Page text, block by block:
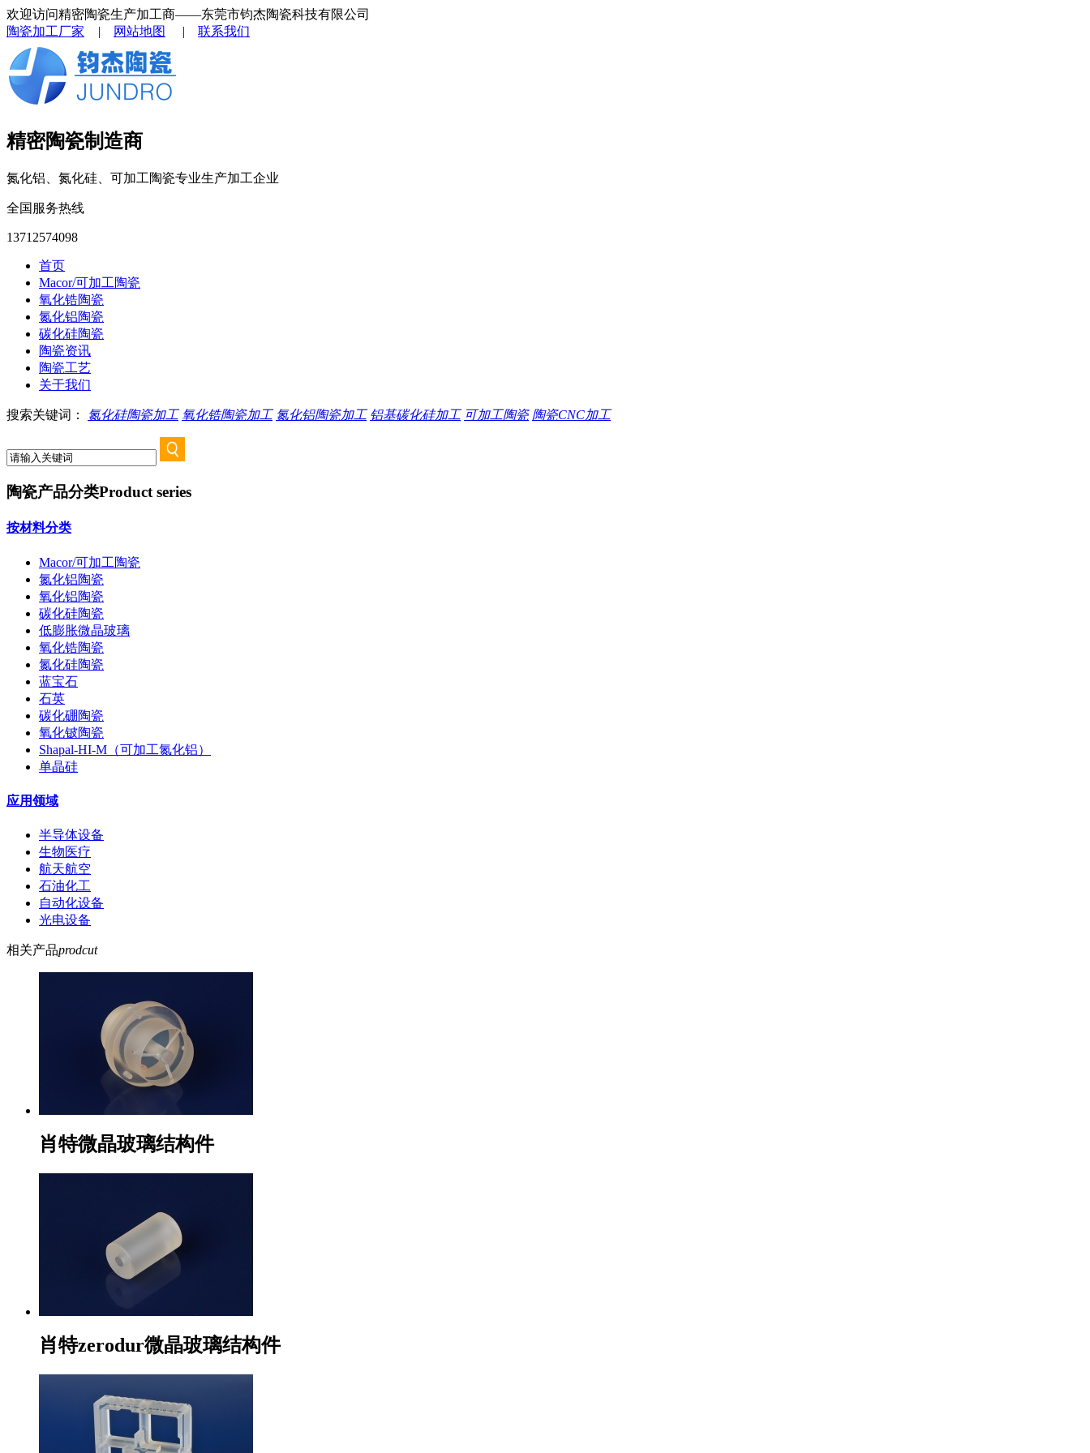
欢迎访问精密陶瓷生产加工商——东莞市钧杰陶瓷科技有限公司
陶瓷加工厂家 | 网站地图 | 联系我们
精密陶瓷制造商
氮化铝、氮化硅、可加工陶瓷专业生产加工企业
全国服务热线
13712574098
首页
Macor/可加工陶瓷
氧化锆陶瓷
氮化铝陶瓷
碳化硅陶瓷
陶瓷资讯
陶瓷工艺
关于我们
搜索关键词： 氮化硅陶瓷加工 氧化锆陶瓷加工 氮化铝陶瓷加工 铝基碳化硅加工 可加工陶瓷 陶瓷CNC加工
陶瓷产品分类Product series
按材料分类
Macor/可加工陶瓷
氮化铝陶瓷
氧化铝陶瓷
碳化硅陶瓷
低膨胀微晶玻璃
氧化锆陶瓷
氮化硅陶瓷
蓝宝石
石英
碳化硼陶瓷
氧化铍陶瓷
Shapal-HI-M（可加工氮化铝）
单晶硅
应用领域
半导体设备
生物医疗
航天航空
石油化工
自动化设备
光电设备
相关产品prodcut
肖特微晶玻璃结构件
肖特zerodur微晶玻璃结构件